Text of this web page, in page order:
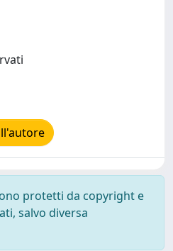
protetti da copyright e
salvo diversa